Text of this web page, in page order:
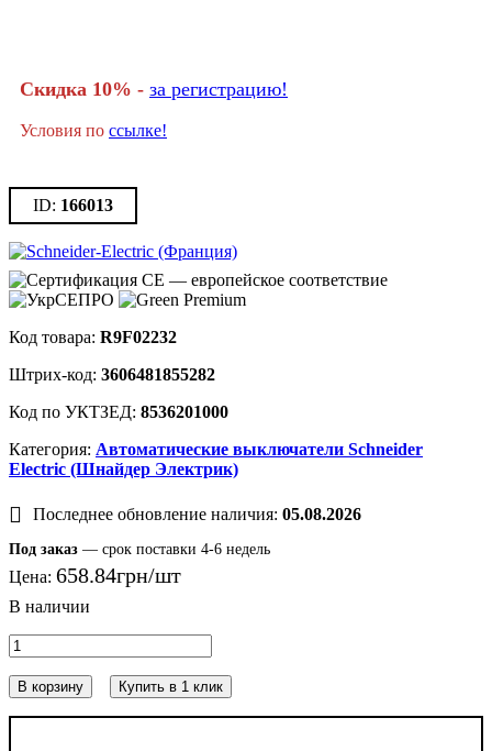
Скидка 10% - за регистрацию!
Условия по ссылке!
166013
R9F02232
3606481855282
8536201000
Автоматические выключатели Schneider
Electric (Шнайдер Электрик)
Последнее обновление наличия: 05.08.2026
Под заказ — срок поставки 4-6 недель
Цена: 658.84грн
В корзину Купить в 1 клик